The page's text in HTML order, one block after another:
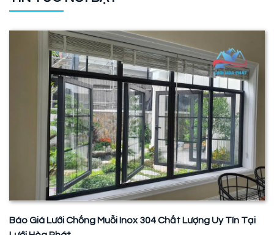
Báo Giá Lưới Chống Muỗi Inox 304 Chất Lượng Uy Tín Tại